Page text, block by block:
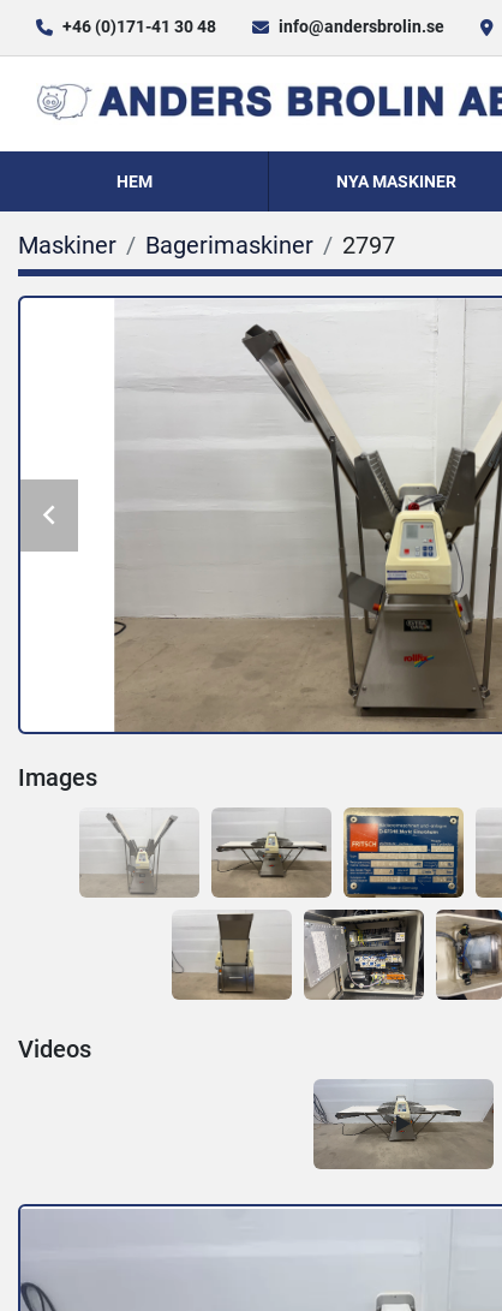
+46 (0)171-41 30 48 info@andersbrolin.se
HEM NYA MASKINER
Maskiner Bagerimaskiner 2797
Images
Videos